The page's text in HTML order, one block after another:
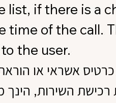
if there is a
of the call.
the user.
כרטיס אשראי או
השירות, הינך